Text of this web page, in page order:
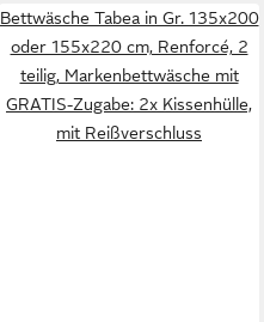
Bettwäsche Tabea in Gr. 135x200
oder 155x220 cm, Renforcé, 2
teilig, Markenbettwäsche mit
GRATIS-Zugabe: 2x Kissenhülle,
mit Reißverschluss